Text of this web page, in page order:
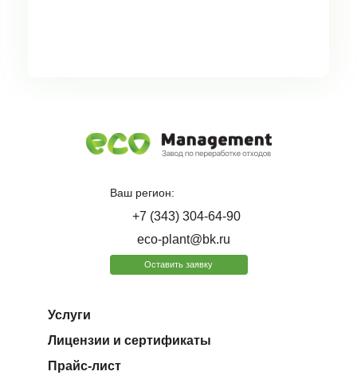
Ваш регион:
+7 (343) 304-64-90
eco-plant@bk.ru
Оставить заявку
Услуги
Лицензии и сертификаты
Прайс-лист